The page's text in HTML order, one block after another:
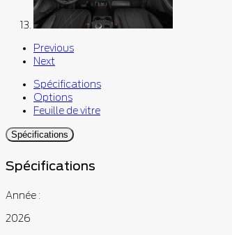
Previous
Next
Spécifications
Options
Feuille de vitre
Spécifications
Spécifications
Année :
2026